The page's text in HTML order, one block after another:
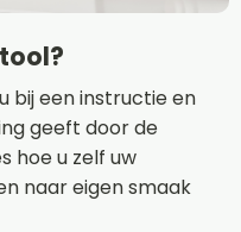
bij een instructie en
geeft door de
hoe u zelf uw
naar eigen smaak